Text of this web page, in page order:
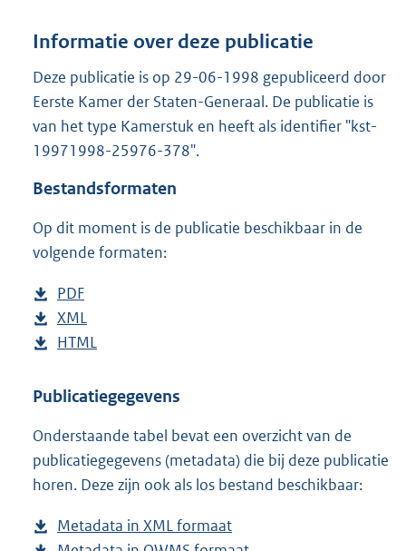
n
s
r
o
:
Informatie over deze publicatie
Deze publicatie is op 29-06-1998 gepubliceerd door
Eerste Kamer der Staten-Generaal. De publicatie is
van het type Kamerstuk en heeft als identifier "kst-
19971998-25976-378".
Bestandsformaten
Op dit moment is de publicatie beschikbaar in de
volgende formaten:
D
o
w
l
a
d
p
b
PDF
e
s
a
d
s
g
o
D
o
n
o
a
d
u
XML
e
t
n
d
s
r
D
w
l
o
a
p
HTML
s
a
n
d
g
Publicatiegegevens
Onderstaande tabel bevat een overzicht van de
publicatiegegevens (metadata) die bij deze publicatie
horen. Deze zijn ook als los bestand beschikbaar:
Metadata in XML formaat